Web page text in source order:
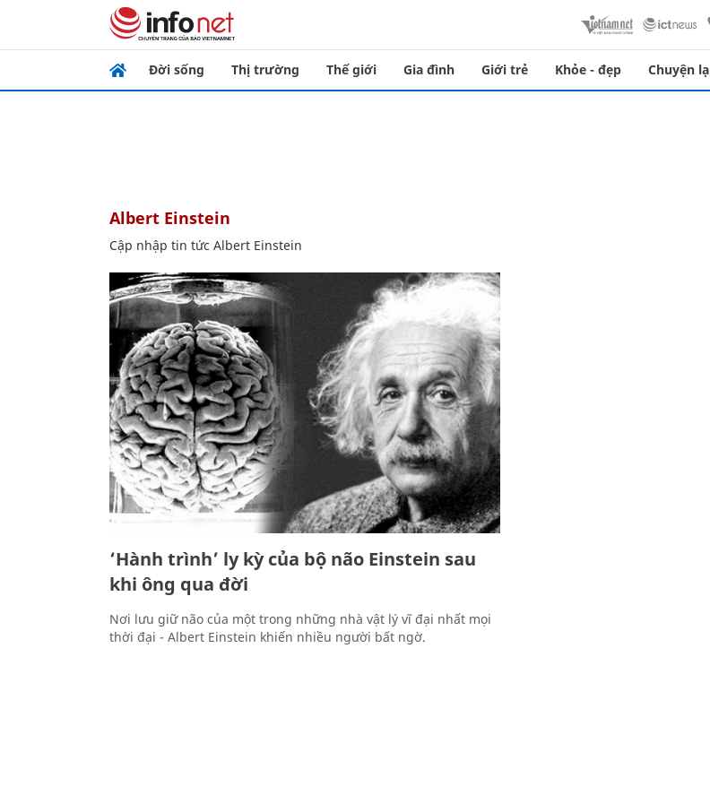
Đời sống Thị trường Thế giới Gia đình Giới trẻ Khỏe - đẹp Chuyện lạ
Albert Einstein
Cập nhập tin tức Albert Einstein
‘Hành trình’ ly kỳ của bộ não Einstein sau
khi ông qua đời
Nơi lưu giữ não của một trong những nhà vật lý vĩ đại nhất mọi
thời đại - Albert Einstein khiến nhiều người bất ngờ.